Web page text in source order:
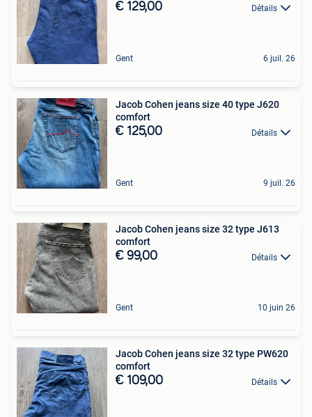
€ 129,00 Détails
Gent 6 juil. 26
Jacob Cohen jeans size 40 type J620
comfort
€ 125,00 Détails
Gent 9 juil. 26
Jacob Cohen jeans size 32 type J613
comfort
€ 99,00 Détails
Gent 10 juin 26
Jacob Cohen jeans size 32 type PW620
comfort
€ 109,00 Détails